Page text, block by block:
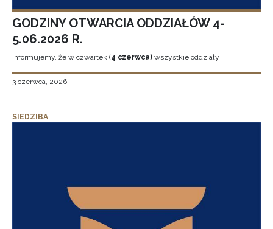
GODZINY OTWARCIA ODDZIAŁÓW 4-
5.06.2026 R.
Informujemy, że w czwartek (4 czerwca) wszystkie oddziały
3 czerwca, 2026
SIEDZIBA